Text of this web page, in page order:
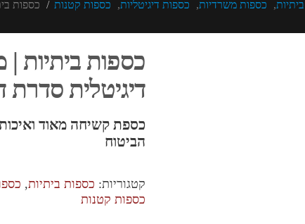
, כספות משרדיות, כספות דיגיטליות, כספות קטנות כספות
כספות ביתיות |
דיגיטלית סדרת
כספת קשיחה מאוד
הביטוח
קטגוריות: כספות ביתיות,
כספות קטנות